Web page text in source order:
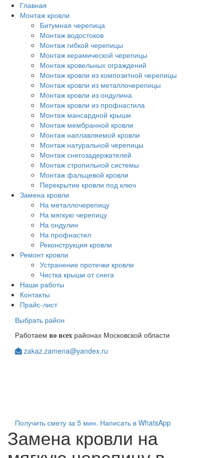
Перейти
основному
содержанию
Главная
Монтаж кровли
Битумная черепица
Монтаж водостоков
Монтаж гибкой черепицы
Монтаж керамической черепицы
Монтаж кровельных ограждений
Монтаж кровли из композитной черепицы
Монтаж кровли из металлочерепицы
Монтаж кровли из ондулина
Монтаж кровли из профнастила
Монтаж мансардной крыши
Монтаж мембранной кровли
Монтаж наплавляемой кровли
Монтаж натуральной черепицы
Монтаж снегозадержателей
Монтаж стропильной системы
Монтаж фальцевой кровли
Перекрытие кровли под ключ
Замена кровли
На металлочерепицу
На мягкую черепицу
На ондулин
На профнастил
Реконструкция кровли
Ремонт кровли
Устранение протечки кровли
Чистка крыши от снега
Наши работы
Контакты
Прайс-лист
Выбрать район
Работаем во всех районах Московской области
zakaz.zamena@yandex.ru
Получить смету за 5 мин. Написать в WhatsApp
Замена кровли на